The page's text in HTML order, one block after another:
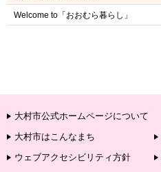
Welcome to「おおむら暮らし」
大村市公式ホームページについて
大村市はこんなまち
ウェブアクセシビリティ方針